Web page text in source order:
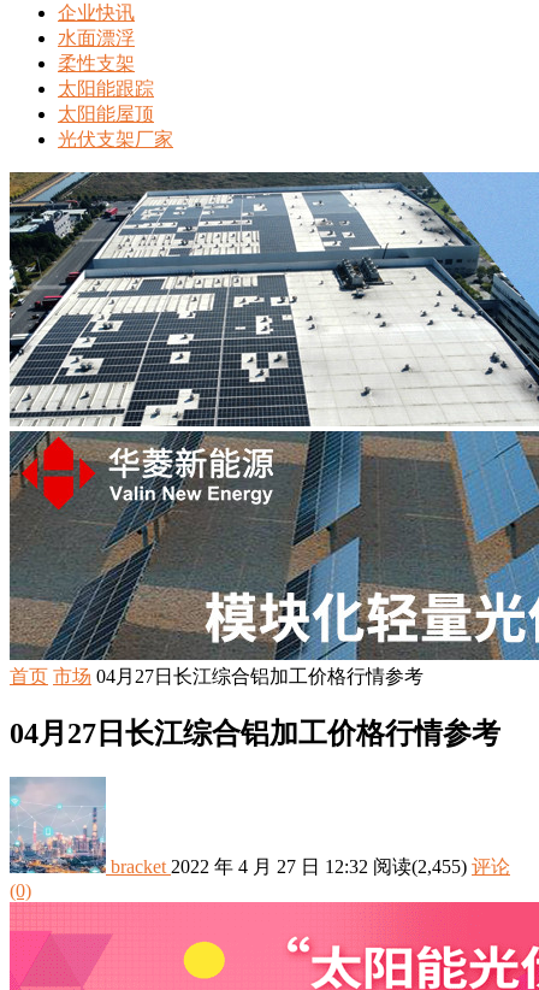
企业快讯
水面漂浮
柔性支架
太阳能跟踪
太阳能屋顶
光伏支架厂家
首页 市场 04月27日长江综合铝加工价格行情参考
04月27日长江综合铝加工价格行情参考
bracket 2022 年 4 月 27 日 12:32 阅读(2,455) 评论
(0)